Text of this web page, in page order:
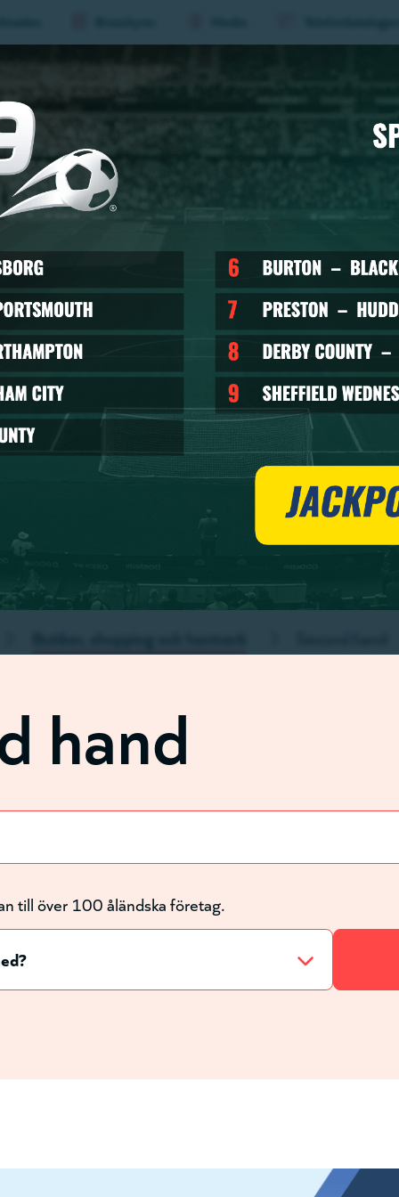
(nivå
1)
hand
till över 100 åländska företag.